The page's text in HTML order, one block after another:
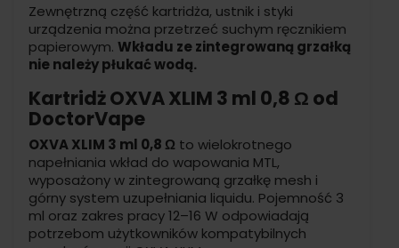
Zewnętrzną część kartridża, ustnik i styki
urządzenia można przetrzeć suchym ręcznikiem
papierowym. Wkładu ze zintegrowaną grzałką
nie należy płukać wodą.
Kartridż OXVA XLIM 3 ml 0,8 Ω od
DoctorVape
OXVA XLIM 3 ml 0,8 Ω to wielokrotnego
napełniania wkład do wapowania MTL,
wyposażony w zintegrowaną grzałkę mesh i
górny system uzupełniania liquidu. Pojemność 3
ml oraz zakres pracy 12–16 W odpowiadają
potrzebom użytkowników kompatybilnych